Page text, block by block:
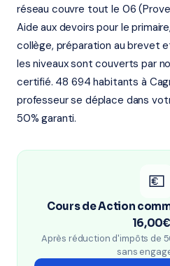
réseau couvre tout le 06
Aide aux devoirs pour le
collège, préparation au brevet
les niveaux sont couverts par
certifié. 48 694 habitants à
professeur se déplace dans
50% garanti.
💶
Cours de Action
Après réduction d'impôts de
sans